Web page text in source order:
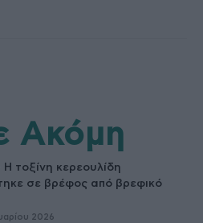
Ακόμη
Η τοξίνη κερεουλίδη
σε βρέφος από βρεφικό
2026